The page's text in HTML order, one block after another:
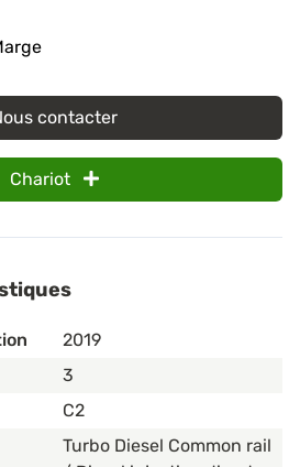
contacter
Chariot
2019
3
C2
Turbo Diesel Common rail